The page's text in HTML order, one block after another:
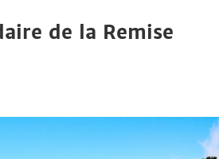
de la Remise